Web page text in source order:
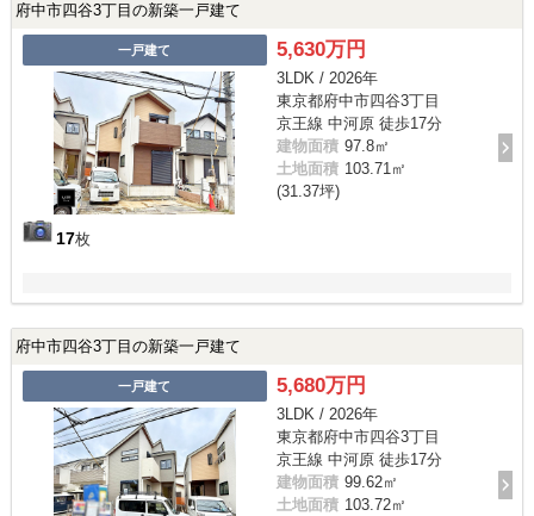
府中市四谷3丁目の新築一戸建て
一戸建て
17枚
5,630万円
3LDK / 2026年
東京都府中市四谷3丁目
京王線 中河原 徒歩17分
建物面積 97.8㎡
土地面積 103.71㎡
(31.37坪)
府中市四谷3丁目の新築一戸建て
一戸建て 5,680万円
3LDK / 2026年
東京都府中市四谷3丁目
京王線 中河原 徒歩17分
建物面積 99.62㎡
土地面積 103.72㎡